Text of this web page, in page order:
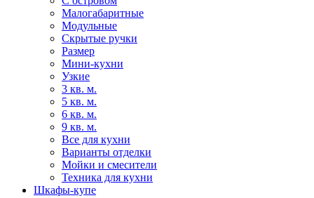
Малогабаритные
Модульные
Скрытые ручки
Размер
Мини-кухни
Узкие
3 кв. м.
5 кв. м.
6 кв. м.
9 кв. м.
Все для кухни
Варианты отделки
Мойки и смесители
Техника для кухни
Шкафы-купе